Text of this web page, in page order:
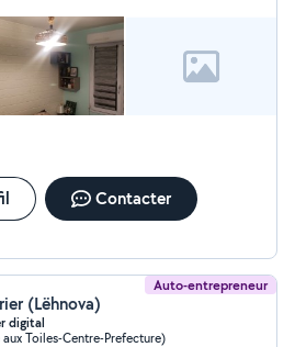
Contacter
Auto-entrepreneur
(Lëhnova)
digital
Toiles-Centre-Prefecture)